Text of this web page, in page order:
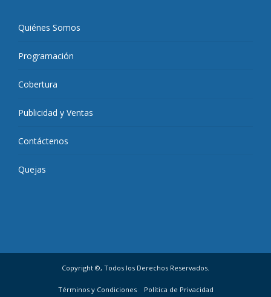
Quiénes Somos
Programación
Cobertura
Publicidad y Ventas
Contáctenos
Quejas
Copyright ©, Todos los Derechos Reservados.
Términos y Condiciones Política de Privacidad